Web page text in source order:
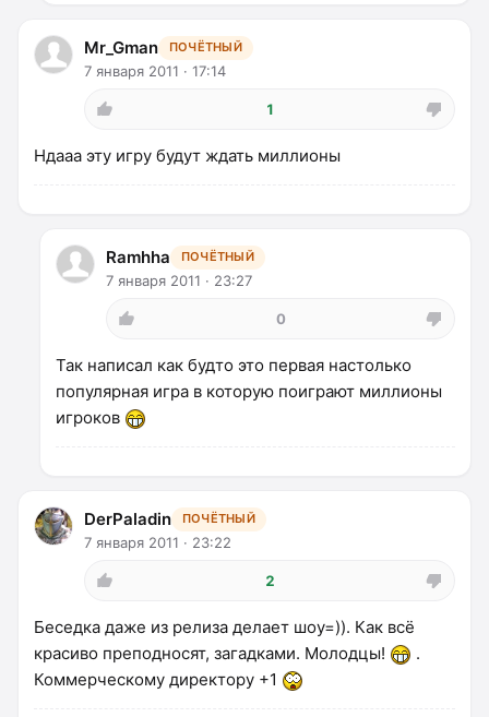
Mr_Gman ПОЧЁТНЫЙ
7 января 2011 · 17:14
1
Ндааа эту игру будут ждать миллионы
Ramhha ПОЧЁТНЫЙ
7 января 2011 · 23:27
0
Так написал как будто это первая настолько
популярная игра в которую поиграют миллионы
игроков
DerPaladin ПОЧЁТНЫЙ
7 января 2011 · 23:22
2
Беседка даже из релиза делает шоу=)). Как всё
красиво преподносят, загадками. Молодцы!
.
Коммерческому директору +1